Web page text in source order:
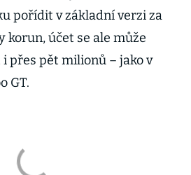
pořídit v základní verzi za
korun, účet se ale může
přes pět milionů – jako v
GT.